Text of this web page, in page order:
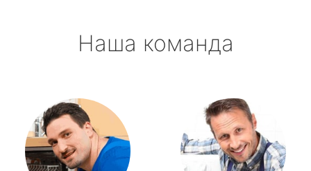
Наша команда